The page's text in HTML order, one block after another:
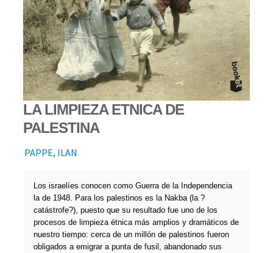
LA LIMPIEZA ETNICA DE
PALESTINA
PAPPE, ILAN
Los israelíes conocen como Guerra de la Independencia
la de 1948. Para los palestinos es la Nakba (la ?
catástrofe?), puesto que su resultado fue uno de los
procesos de limpieza étnica más amplios y dramáticos de
nuestro tiempo: cerca de un millón de palestinos fueron
obligados a emigrar a punta de fusil, abandonado sus